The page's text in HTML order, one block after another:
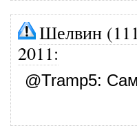
Шелвин
2011:
@Tramp5: